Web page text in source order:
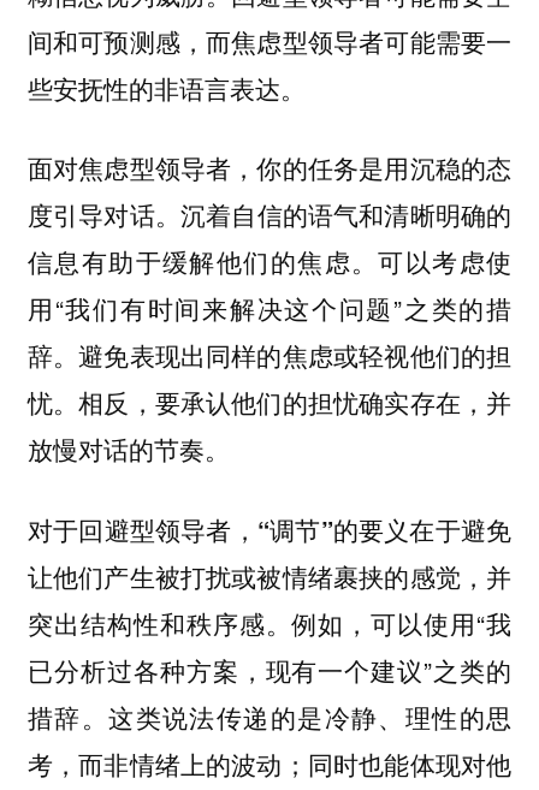
间和可预测感，而焦虑型领导者可能需要一
些安抚性的非语言表达。
面对焦虑型领导者，你的任务是用沉稳的态
度引导对话。 沉着自信的语气和清晰明确的
信息有助于缓解他们的焦虑。可以考虑使
用“我们有时间来解决这个问题”之类的措
辞。避免表现出同样的焦虑或轻视他们的担
忧。相反，要承认他们的担忧确实存在，并
放慢对话的节奏。
对于回避型领导者，“调节”的要义在于避免
让他们产生被打扰或被情绪裹挟的感觉，并
突出结构性和秩序感。例如，可以使用“我
已分析过各种方案，现有一个建议”之类的
措辞。这类说法传递的是冷静、理性的思
考，而非情绪上的波动；同时也能体现对他